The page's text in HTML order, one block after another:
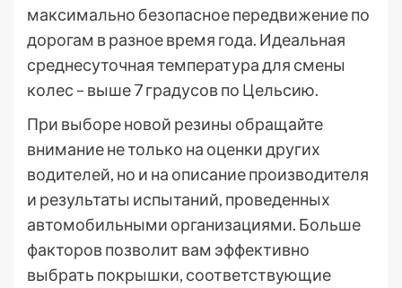
максимально безопасное передвижение по
дорогам в разное время года. Идеальная
среднесуточная температура для смены
колес – выше 7 градусов по Цельсию.
При выборе новой резины обращайте
внимание не только на оценки других
водителей, но и на описание производителя
и результаты испытаний, проведенных
автомобильными организациями. Больше
факторов позволит вам эффективно
выбрать покрышки, соответствующие